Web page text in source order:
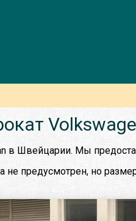
в Швейцарии. Мы
предусмотрен, но